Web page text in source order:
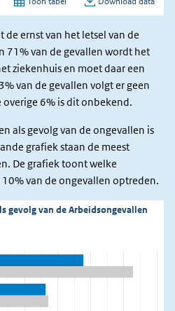
ernst van het letsel van de
71% van de gevallen wordt het
ziekenhuis en moet daar een
van de gevallen volgt er geen
6% is dit onbekend.
als gevolg van de ongevallen is
grafiek staan de meest
De grafiek toont welke
van de ongevallen optreden.